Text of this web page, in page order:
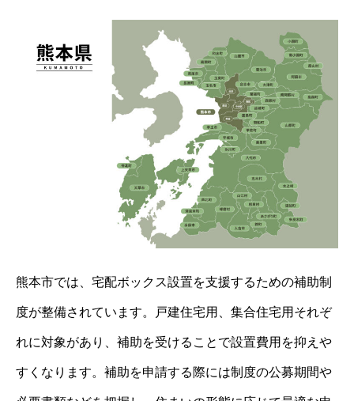
熊本市では、宅配ボックス設置を支援するための補助制
度が整備されています。戸建住宅用、集合住宅用それぞ
れに対象があり、補助を受けることで設置費用を抑えや
すくなります。補助を申請する際には制度の公募期間や